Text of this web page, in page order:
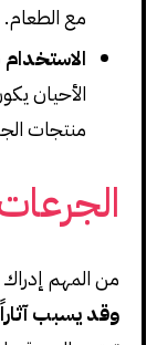
مع الطعام.
الأحيان
منتجات
من المهم
وقد يسبب